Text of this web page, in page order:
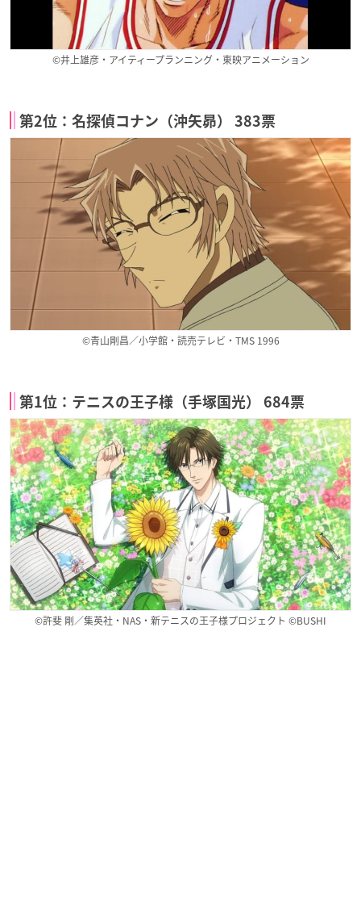
©井上雄彦・アイティープランニング・東映アニメーション
第2位：名探偵コナン（沖矢昴） 383票
©青山剛昌／小学館・読売テレビ・TMS 1996
第1位：テニスの王子様（手塚国光） 684票
©許斐 剛／集英社・NAS・新テニスの王子様プロジェクト ©BUSHI